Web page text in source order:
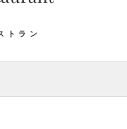
トラン